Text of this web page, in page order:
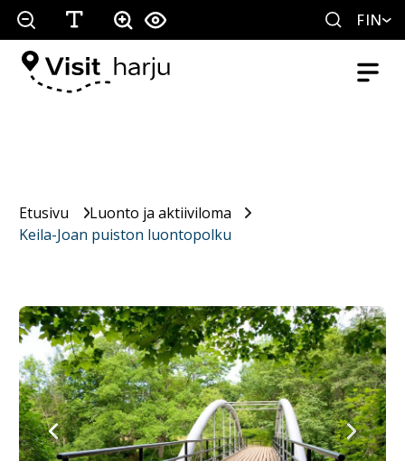
FIN
Etusivu
Luonto ja aktiiviloma
Keila-Joan puiston luontopolku